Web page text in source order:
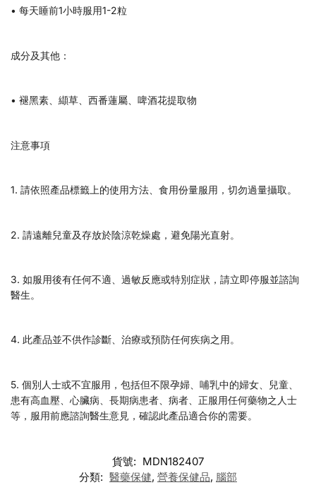
• 每天睡前1小時服用1-2粒
成分及其他：
• 褪黑素、纈草、西番蓮屬、啤酒花提取物
注意事項
1. 請依照產品標籤上的使用方法、食用份量服用，切勿過量攝取。
2. 請遠離兒童及存放於陰涼乾燥處，避免陽光直射。
3. 如服用後有任何不適、過敏反應或特別症狀，請立即停服並諮詢
醫生。
4. 此產品並不供作診斷、治療或預防任何疾病之用。
5. 個別人士或不宜服用，包括但不限孕婦、哺乳中的婦女、兒童、
患有高血壓、心臟病、長期病患者、病者、正服用任何藥物之人士
等，服用前應諮詢醫生意見，確認此產品適合你的需要。
貨號: MDN182407
分類: 醫藥保健, 營養保健品, 腦部